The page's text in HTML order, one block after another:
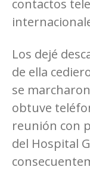
contactos
Los dejé
de ella
se
obtuve
reunión con
del Hospital